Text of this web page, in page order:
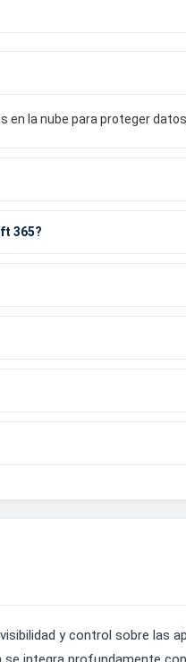
en la nube para proteger
365?
y control sobre las